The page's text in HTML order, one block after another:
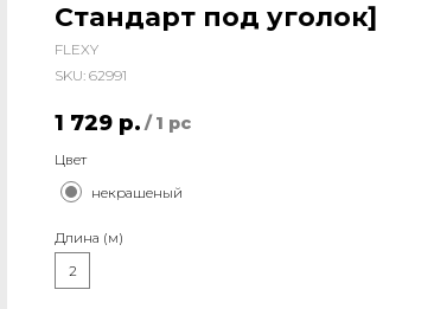
Стандарт под уголок]
FLEXY
SKU: 62991
1 729 р. / 1 pc
Цвет
некрашеный
Длина (м)
2